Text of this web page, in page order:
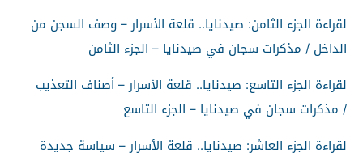
لقراءة الجزء الثامن: صيدنايا.. قلعة الأسرار – وصف السجن من
الداخل / مذكرات سجان في صيدنايا – الجزء الثامن
لقراءة الجزء التاسع: صيدنايا.. قلعة الأسرار – أصناف التعذيب
/ مذكرات سجان في صيدنايا – الجزء التاسع
لقراءة الجزء العاشر: صيدنايا.. قلعة الأسرار – سياسة جديدة